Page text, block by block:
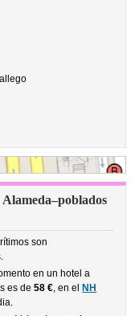
son
en un hotel a
es de58 €, en el
NH